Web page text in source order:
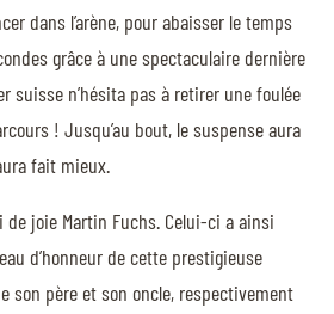
dans l’arène, pour abaisser le temps
grâce à une spectaculaire dernière
suisse n’hésita pas à retirer une foulée
! Jusqu’au bout, le suspense aura
fait mieux.
joie Martin Fuchs. Celui-ci a ainsi
d’honneur de cette prestigieuse
son père et son oncle, respectivement